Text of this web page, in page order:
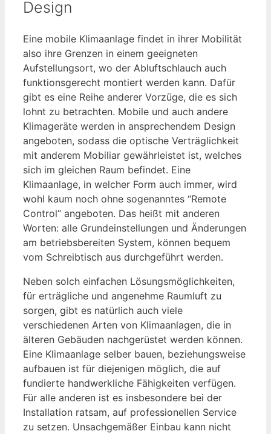
Design
Eine mobile Klimaanlage findet in ihrer Mobilität
also ihre Grenzen in einem geeigneten
Aufstellungsort, wo der Abluftschlauch auch
funktionsgerecht montiert werden kann. Dafür
gibt es eine Reihe anderer Vorzüge, die es sich
lohnt zu betrachten. Mobile und auch andere
Klimageräte werden in ansprechendem Design
angeboten, sodass die optische Verträglichkeit
mit anderem Mobiliar gewährleistet ist, welches
sich im gleichen Raum befindet. Eine
Klimaanlage, in welcher Form auch immer, wird
wohl kaum noch ohne sogenanntes “Remote
Control“ angeboten. Das heißt mit anderen
Worten: alle Grundeinstellungen und Änderungen
am betriebsbereiten System, können bequem
vom Schreibtisch aus durchgeführt werden.
Neben solch einfachen Lösungsmöglichkeiten,
für erträgliche und angenehme Raumluft zu
sorgen, gibt es natürlich auch viele
verschiedenen Arten von Klimaanlagen, die in
älteren Gebäuden nachgerüstet werden können.
Eine Klimaanlage selber bauen, beziehungsweise
aufbauen ist für diejenigen möglich, die auf
fundierte handwerkliche Fähigkeiten verfügen.
Für alle anderen ist es insbesondere bei der
Installation ratsam, auf professionellen Service
zu setzen. Unsachgemäßer Einbau kann nicht